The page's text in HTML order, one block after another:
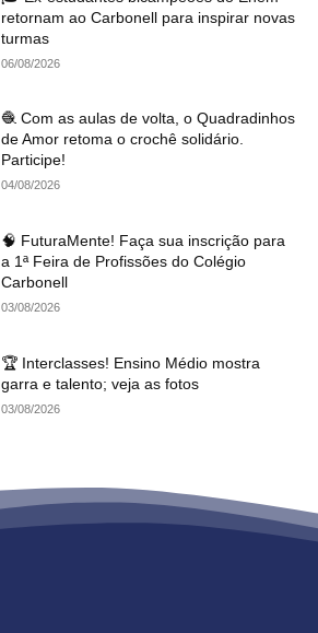
retornam ao Carbonell para inspirar novas
turmas
06/08/2026
🧶 Com as aulas de volta, o Quadradinhos
de Amor retoma o crochê solidário.
Participe!
04/08/2026
🧠 FuturaMente! Faça sua inscrição para
a 1ª Feira de Profissões do Colégio
Carbonell
03/08/2026
🏆 Interclasses! Ensino Médio mostra
garra e talento; veja as fotos
03/08/2026